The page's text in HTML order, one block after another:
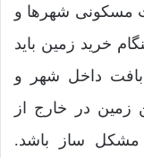
مسکونی شهرها و
خرید زمین باید
بافت داخل شهر و
زمین در خارج از
مشکل ساز باشد.